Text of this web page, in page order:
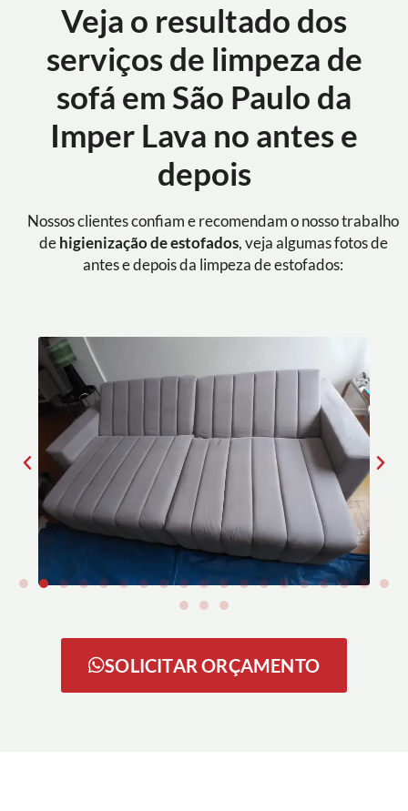
Veja o resultado dos
serviços de limpeza de
sofá em São Paulo da
Imper Lava no antes e
depois
Nossos clientes confiam e recomendam o nosso trabalho
de higienização de estofados, veja algumas fotos de
antes e depois da limpeza de estofados:
SOLICITAR ORÇAMENTO